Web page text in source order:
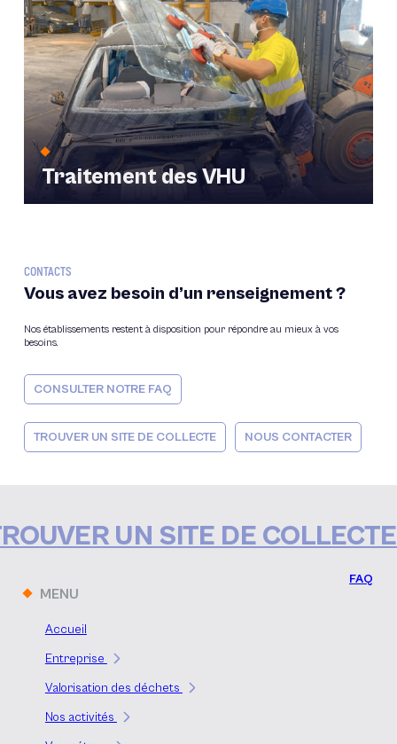
Traitement des VHU
CONTACTS
Vous avez besoin d’un renseignement ?
Nos établissements restent à disposition pour répondre au mieux à vos
besoins.
CONSULTER NOTRE FAQ
TROUVER UN SITE DE COLLECTE NOUS CONTACTER
UN SITE DE COLLECTE
FAQ
MENU
Accueil
Entreprise
Notre histoire
Valorisation des déchets
Métaux non ferreux
Nos activités
Opération de démantèlement